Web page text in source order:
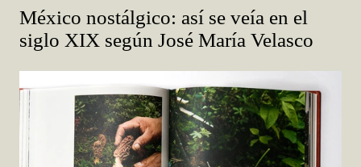
México nostálgico: así se veía en el
siglo XIX según José María Velasco